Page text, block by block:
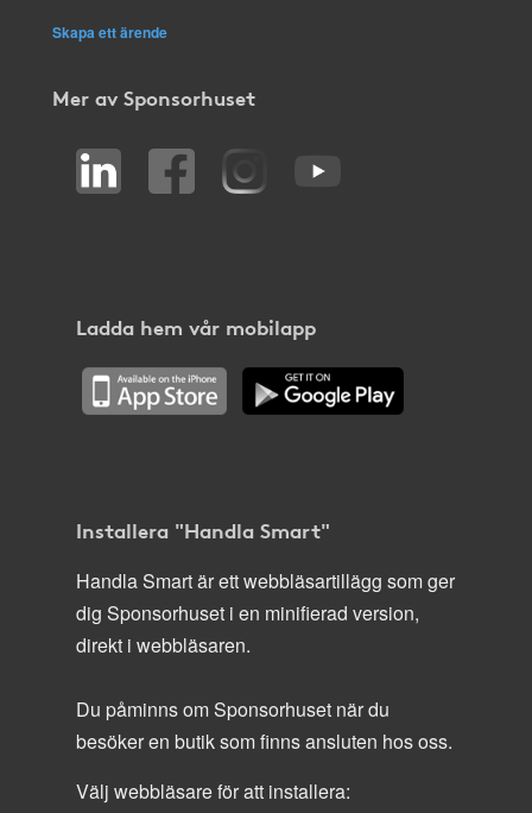
Skapa ett ärende
Mer av Sponsorhuset
Ladda hem vår mobilapp
Installera "Handla Smart"
Handla Smart är ett webbläsartillägg som ger
dig Sponsorhuset i en minifierad version,
direkt i webbläsaren.
Du påminns om Sponsorhuset när du
besöker en butik som finns ansluten hos oss.
Välj webbläsare för att installera: